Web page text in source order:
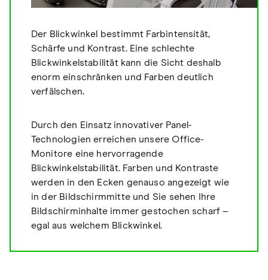
Der Blickwinkel bestimmt Farbintensität,
Schärfe und Kontrast. Eine schlechte
Blickwinkelstabilität kann die Sicht deshalb
enorm einschränken und Farben deutlich
verfälschen.
Durch den Einsatz innovativer Panel-
Technologien erreichen unsere Office-
Monitore eine hervorragende
Blickwinkelstabilität. Farben und Kontraste
werden in den Ecken genauso angezeigt wie
in der Bildschirmmitte und Sie sehen Ihre
Bildschirminhalte immer gestochen scharf –
egal aus welchem Blickwinkel.